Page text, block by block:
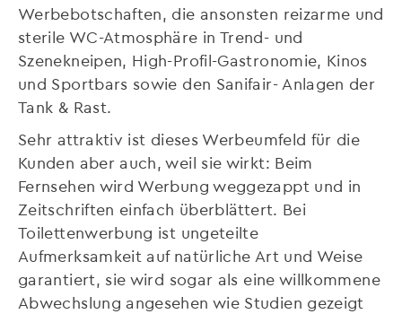
Werbebotschaften, die ansonsten reizarme und
sterile WC-Atmosphäre in Trend- und
Szenekneipen, High-Profil-Gastronomie, Kinos
und Sportbars sowie den Sanifair- Anlagen der
Tank & Rast.
Sehr attraktiv ist dieses Werbeumfeld für die
Kunden aber auch, weil sie wirkt: Beim
Fernsehen wird Werbung weggezappt und in
Zeitschriften einfach überblättert. Bei
Toilettenwerbung ist ungeteilte
Aufmerksamkeit auf natürliche Art und Weise
garantiert, sie wird sogar als eine willkommene
Abwechslung angesehen wie Studien gezeigt